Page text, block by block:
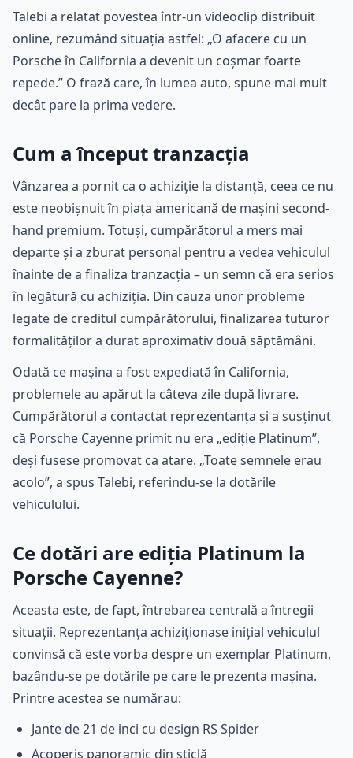
Talebi a relatat povestea într-un videoclip distribuit
online, rezumând situația astfel: „O afacere cu un
Porsche în California a devenit un coșmar foarte
repede.” O frază care, în lumea auto, spune mai mult
decât pare la prima vedere.
Cum a început tranzacția
Vânzarea a pornit ca o achiziție la distanță, ceea ce nu
este neobișnuit în piața americană de mașini second-
hand premium. Totuși, cumpărătorul a mers mai
departe și a zburat personal pentru a vedea vehiculul
înainte de a finaliza tranzacția – un semn că era serios
în legătură cu achiziția. Din cauza unor probleme
legate de creditul cumpărătorului, finalizarea tuturor
formalităților a durat aproximativ două săptămâni.
Odată ce mașina a fost expediată în California,
problemele au apărut la câteva zile după livrare.
Cumpărătorul a contactat reprezentanța și a susținut
că Porsche Cayenne primit nu era „ediție Platinum”,
deși fusese promovat ca atare. „Toate semnele erau
acolo”, a spus Talebi, referindu-se la dotările
vehiculului.
Ce dotări are ediția Platinum la
Porsche Cayenne?
Aceasta este, de fapt, întrebarea centrală a întregii
situații. Reprezentanța achiziționase inițial vehiculul
convinsă că este vorba despre un exemplar Platinum,
bazându-se pe dotările pe care le prezenta mașina.
Printre acestea se numărau:
Jante de 21 de inci cu design RS Spider
Acoperiș panoramic din sticlă